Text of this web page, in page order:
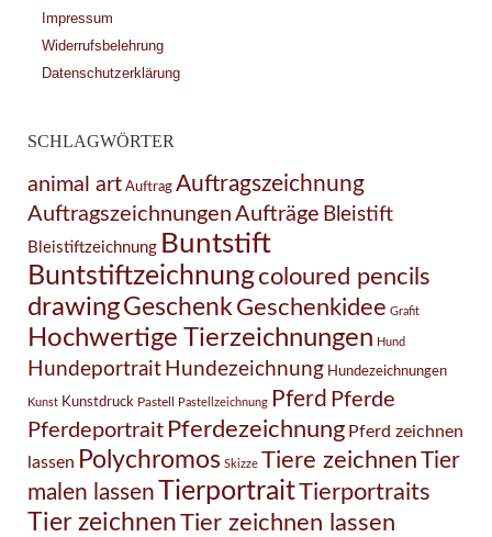
Impressum
Widerrufsbelehrung
Datenschutzerklärung
SCHLAGWÖRTER
animal art Auftrag Auftragszeichnung
Auftragszeichnungen Aufträge Bleistift
Bleistiftzeichnung Buntstift
Buntstiftzeichnungcoloured pencils
drawingGeschenkGeschenkidee Grafit
Hochwertige Tierzeichnungen Hund
Hundeportrait Hundezeichnung Hundezeichnungen
Kunst Kunstdruck Pastell Pastellzeichnung Pferd Pferde
Pferdeportrait Pferdezeichnung Pferd zeichnen
lassen Polychromos Skizze Tiere zeichnenTier
malen lassen
TierportraitTierportraits
Tier zeichnenTier zeichnen lassen